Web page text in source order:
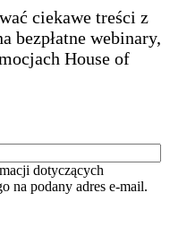
ciekawe treści z
bezpłatne webinary,
House of
dotyczących
na podany adres e-mail.